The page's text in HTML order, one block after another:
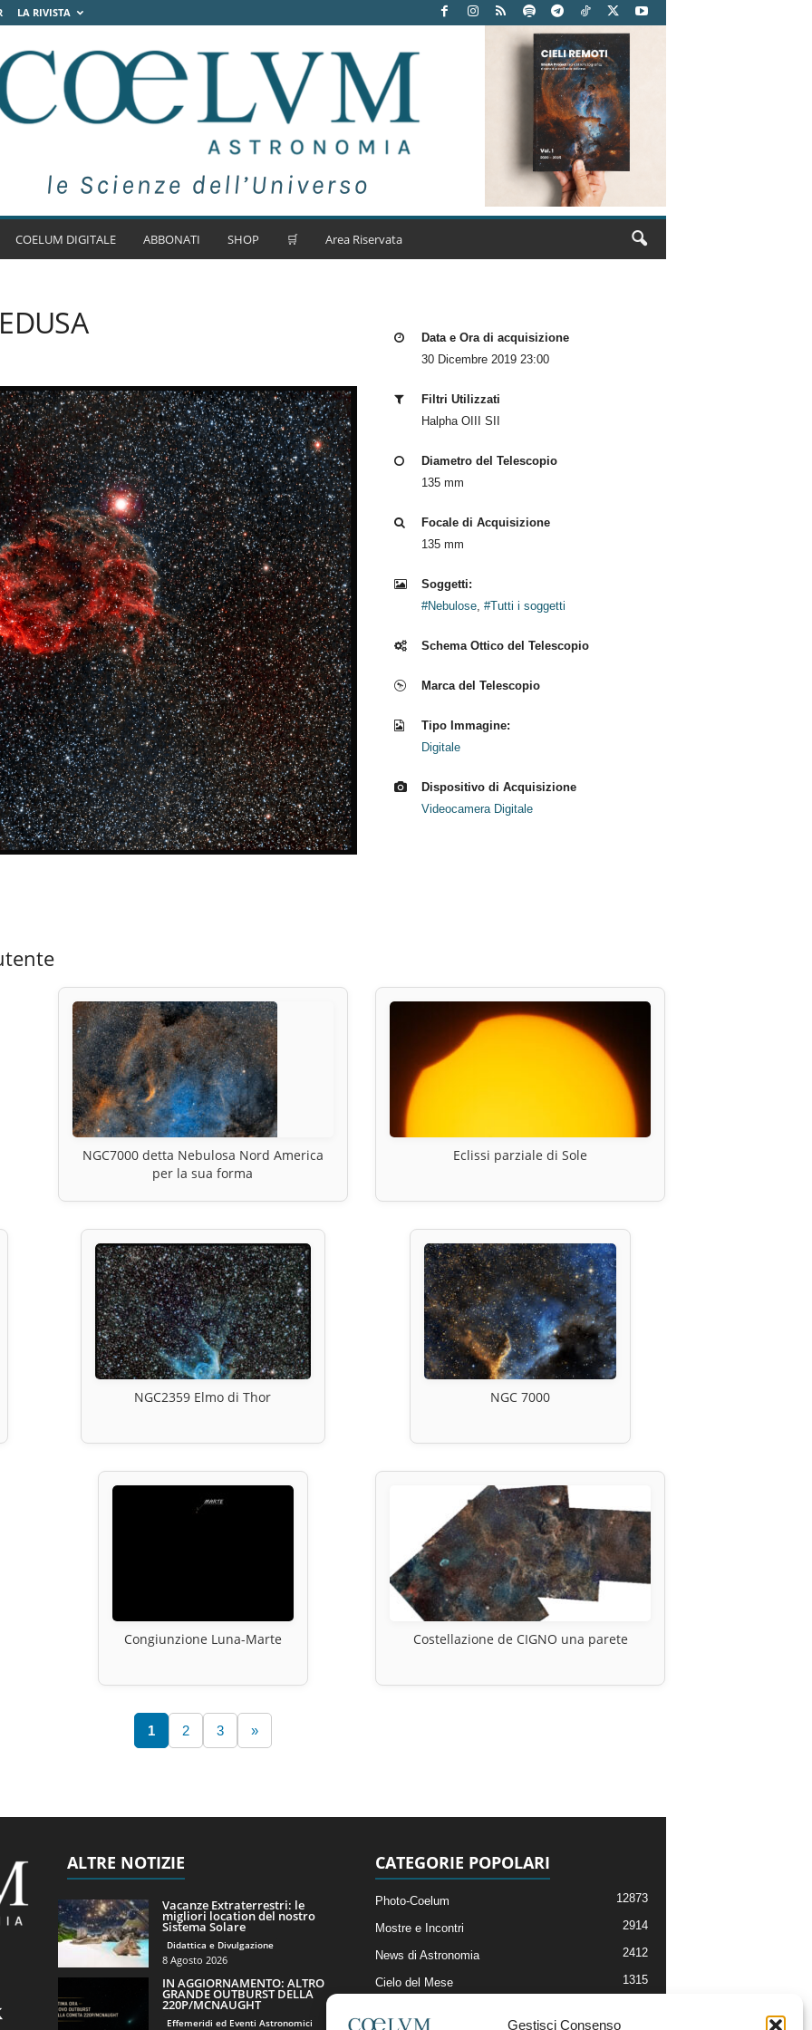
Gestisci Consenso
LA RIVISTA
COELUM DIGITALE ABBONATI SHOP 🛒 Area Riservata
Data e Ora di acquisizione
30 Dicembre 2019 23:00
Filtri Utilizzati
Halpha OIII SII
Diametro del Telescopio
135 mm
Focale di Acquisizione
135 mm
Soggetti:
#Nebulose, #Tutti i soggetti
Schema Ottico del Telescopio
Marca del Telescopio
Tipo Immagine:
Digitale
Dispositivo di Acquisizione
Videocamera Digitale
NGC7000 detta Nebulosa Nord America
per la sua forma
Eclissi parziale di Sole
NGC2359 Elmo di Thor NGC 7000
Congiunzione Luna-Marte Costellazione de CIGNO una parete
1 2 3 »
ALTRE NOTIZIE
Vacanze Extraterrestri: le
migliori location del nostro
Sistema Solare
Didattica e Divulgazione
8 Agosto 2026
IN AGGIORNAMENTO: ALTRO
GRANDE OUTBURST DELLA
220P/MCNAUGHT
Effemeridi ed Eventi Astronomici
CATEGORIE POPOLARI
Photo-Coelum 12873
Mostre e Incontri 2914
News di Astronomia 2412
Cielo del Mese 1315